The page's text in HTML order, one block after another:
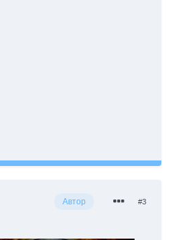
Автор #3